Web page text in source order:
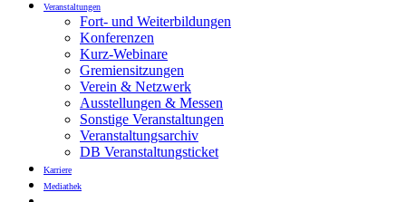
Veranstaltungen
Fort- und Weiterbildungen
Konferenzen
Kurz-Webinare
Gremiensitzungen
Verein & Netzwerk
Ausstellungen & Messen
Sonstige Veranstaltungen
Veranstaltungsarchiv
DB Veranstaltungsticket
Karriere
Mediathek